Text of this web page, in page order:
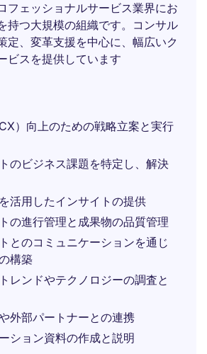
フェッショナルサービス業界にお
持つ大規模の組織です。コンサル
定、変革支援を中心に、幅広いク
ビスを提供しています
）向上のための戦略立案と実行
のビジネス課題を特定し、解決
活用したインサイトの提供
の進行管理と成果物の品質管理
とのコミュニケーションを通じ
構築
レンドやテクノロジーの調査と
外部パートナーとの連携
ション資料の作成と説明